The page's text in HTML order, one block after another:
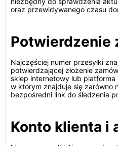
oraz przewidywanego czasu
Potwierdzenie
Najczęściej numer przesyłki
potwierdzającej złożenie
sklep internetowy lub platforma
w którym znajduje się zarówno
bezpośredni link do śledzenia
Konto klienta i